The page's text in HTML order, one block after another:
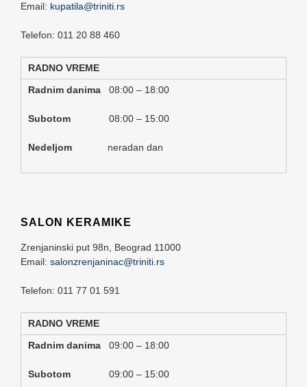
Email: kupatila@triniti.rs
Telefon: 011 20 88 460
RADNO VREME
Radnim danima 08:00 – 18:00
Subotom 08:00 – 15:00
Nedeljom neradan dan
SALON KERAMIKE
Zrenjaninski put 98n, Beograd 11000
Email: salonzrenjaninac@triniti.rs
Telefon: 011 77 01 591
RADNO VREME
Radnim danima 09:00 – 18:00
Subotom 09:00 – 15:00